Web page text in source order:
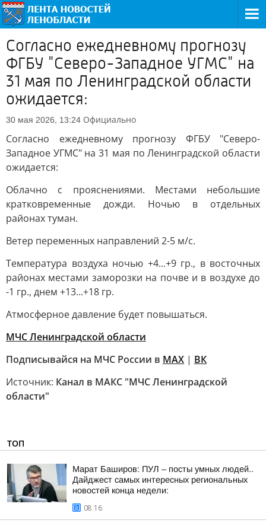
Согласно ежедневному прогнозу
ФГБУ "Северо-Западное УГМС" на
31 мая по Ленинградской области
ожидается:
30 мая 2026, 13:24 Официально
Согласно ежедневному прогнозу ФГБУ "Северо-
Западное УГМС" на 31 мая по Ленинградской области
ожидается:
Облачно с прояснениями. Местами небольшие
кратковременные дожди. Ночью в отдельных
районах туман.
Ветер переменных направлений 2-5 м/с.
Температура воздуха ночью +4...+9 гр., в восточных
районах местами заморозки на почве и в воздухе до
-1 гр., днем +13...+18 гр.
Атмосферное давление будет повышаться.
МЧС Ленинградской области
Подписывайся на МЧС России в MAX | ВК
Источник: Канал в МАКС "МЧС Ленинградской
области"
ТОП
Марат Баширов: ПУЛ – посты умных людей..
Дайджест самых интересных региональных
новостей конца недели:
08:16